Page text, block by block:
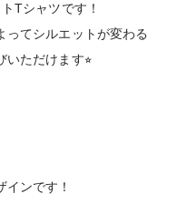
Tシャツです！
ってシルエットが変わる
ただけます⭐︎
ンです！